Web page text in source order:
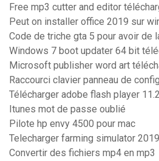
Free mp3 cutter and editor
Peut on installer office 2019 sur
Code de triche gta 5 pour avoir de
Windows 7 boot updater 64 bit
Microsoft publisher word art
Raccourci clavier panneau de
Télécharger adobe flash player
Itunes mot de passe oublié
Pilote hp envy 4500 pour mac
Telecharger farming simulator
Convertir des fichiers mp4 en mp3